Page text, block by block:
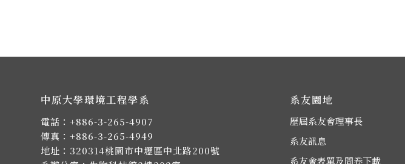
中原大學環境工程學系
電話： +886-3-265-4907
傳真：+886-3-265-4949
地址： 320314桃園市中壢區中北路200號
系友園地
歷屆系友會理事長
系友訊息
系友會表單及問卷下載